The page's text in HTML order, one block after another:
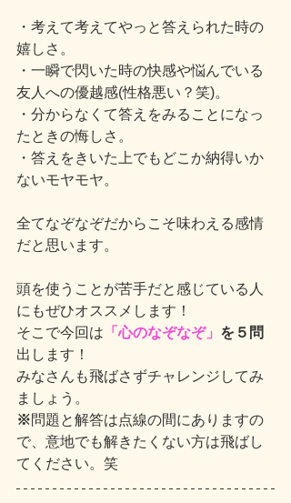
・考えて考えてやっと答えられた時の
嬉しさ。
・一瞬で閃いた時の快感や悩んでいる
友人への優越感(性格悪い？笑)。
・分からなくて答えをみることになっ
たときの悔しさ。
・答えをきいた上でもどこか納得いか
ないモヤモヤ。
全てなぞなぞだからこそ味わえる感情
だと思います。
頭を使うことが苦手だと感じている人
にもぜひオススメします！
そこで今回は 「心のなぞなぞ」 を５問
出します！
みなさんも飛ばさずチャレンジしてみ
ましょう。
※問題と解答は点線の間にありますの
で、意地でも解きたくない方は飛ばし
てください。笑